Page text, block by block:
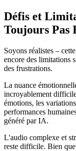
Défis et
Toujours Pas
Soyons réalistes –
encore des limitations
des frustrations.
La nuance
incroyablement
émotions, les
performances
généré par IA.
L'audio complexe et
reste difficile. Bien